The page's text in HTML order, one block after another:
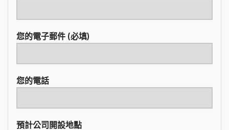
您的電子郵件 (必填)
您的電話
預計公司開設地點